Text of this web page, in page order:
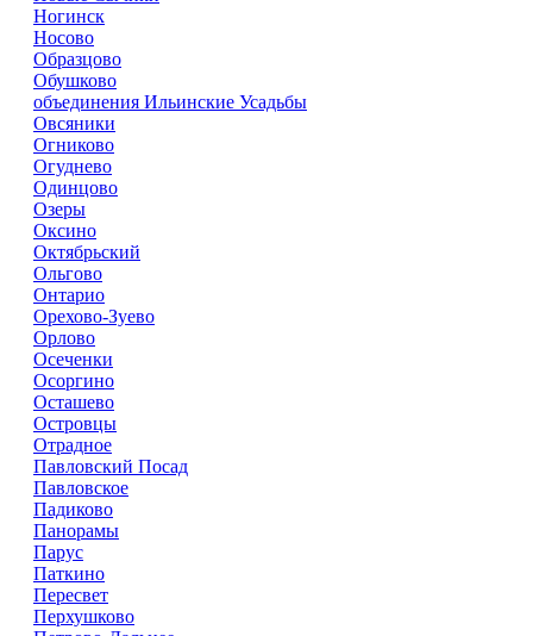
Ногинск
Носово
Образцово
Обушково
объединения Ильинские Усадьбы
Овсяники
Огниково
Огуднево
Одинцово
Озеры
Оксино
Октябрьский
Ольгово
Онтарио
Орехово-Зуево
Орлово
Осеченки
Осоргино
Осташево
Островцы
Отрадное
Павловский Посад
Павловское
Падиково
Панорамы
Парус
Паткино
Пересвет
Перхушково